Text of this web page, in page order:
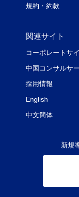
規約・約款
関連サイト
コーポレートサ
中国コンサルサ
採用情報
English
中文簡体
新規